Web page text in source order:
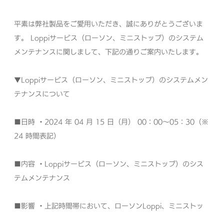
平素は弊社製品をご愛用いただき、誠にありがとうございま
す。
Loppiサービス（ローソン、ミニストップ）のシステム
メンテナンスに関しまして、下記の通りご案内いたします。
▼Loppiサービス（ローソン、ミニストップ）のシステムメン
テナンスについて
■日時 ・2024 年 04 月 15 日（月） 00：00～05：30（※
24 時間表記）
■内容 ・Loppiサービス（ローソン、ミニストップ）のシス
テムメンテナンス
■影響 ・上記時間帯において、ローソンLoppi、ミニストッ